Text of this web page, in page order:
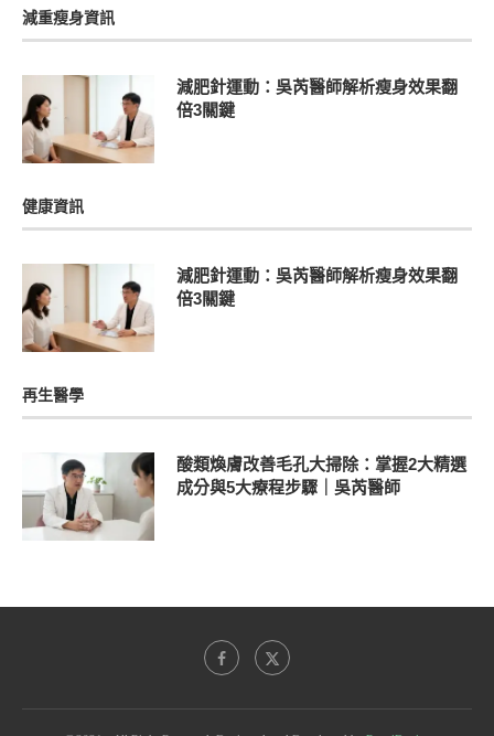
減重瘦身資訊
減肥針運動：吳芮醫師解析瘦身效果翻
倍3關鍵
健康資訊
減肥針運動：吳芮醫師解析瘦身效果翻
倍3關鍵
再生醫學
酸類煥膚改善毛孔大掃除：掌握2大精選
成分與5大療程步驟｜吳芮醫師